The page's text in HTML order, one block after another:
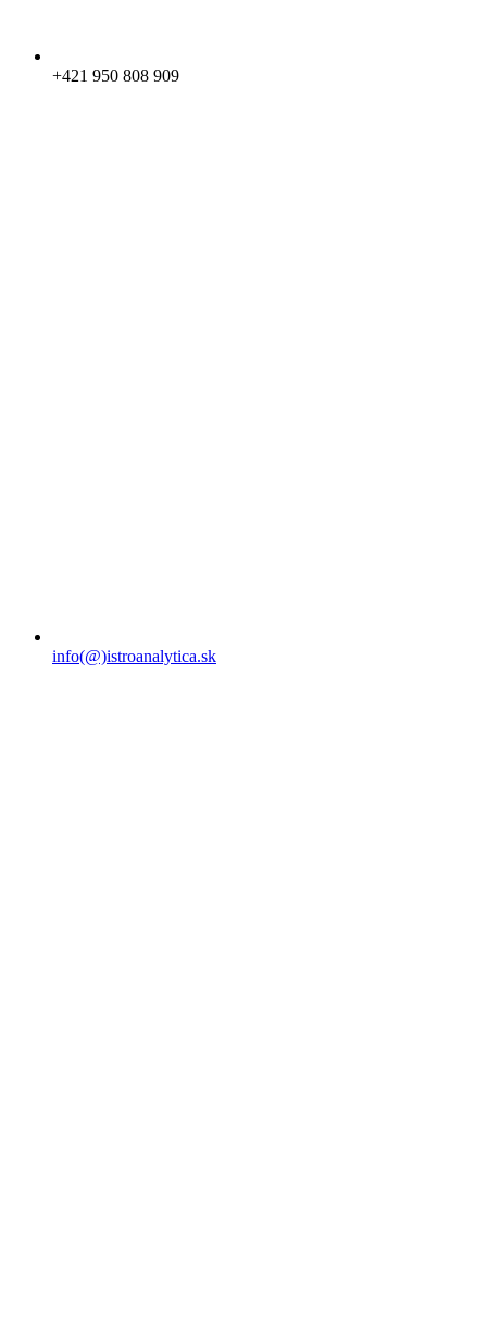
+421 950 808 909
info(@)istroanalytica.sk